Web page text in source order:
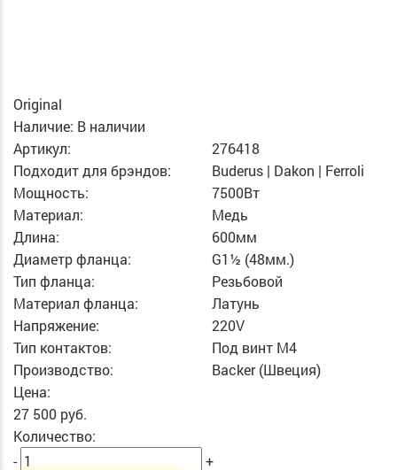
Original
Наличие: В наличии
Артикул:
276418
Подходит для брэндов:
Buderus | Dakon | Ferroli
Мощность:
7500Вт
Материал:
Медь
Длина:
600мм
Диаметр фланца:
G1½ (48мм.)
Тип фланца:
Резьбовой
Материал фланца:
Латунь
Напряжение:
220V
Тип контактов:
Под винт М4
Производство:
Backer (Швеция)
Цена:
27 500 руб.
Количество:
-
+